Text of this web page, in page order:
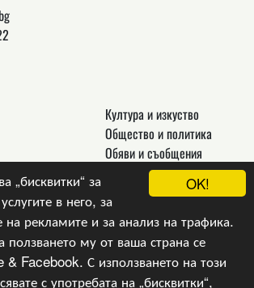
OK!
„бисквитки“ за
в него, за
на рекламите и за анализ на трафика.
му от ваша страна се
& Facebook. С използването на този
с употребата на „бисквитки“,
Култура и изкуство
Общество и политика
Обяви и съобщения
Новини
Други
2024, v.1.0,Радио Русе, Уеб Дизайн и